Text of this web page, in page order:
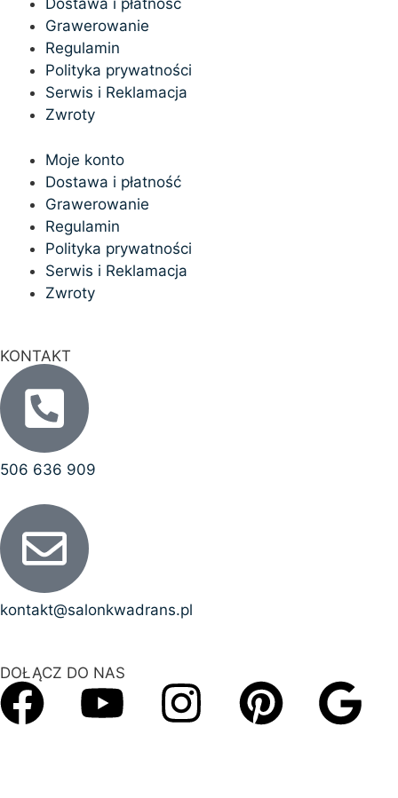
Dostawa i płatność
Grawerowanie
Regulamin
Polityka prywatności
Serwis i Reklamacja
Zwroty
Moje konto
Dostawa i płatność
Grawerowanie
Regulamin
Polityka prywatności
Serwis i Reklamacja
Zwroty
KONTAKT
506 636 909
kontakt@salonkwadrans.pl
DOŁĄCZ DO NAS